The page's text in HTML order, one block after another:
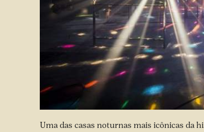
Uma das casas noturnas mais icônicas da